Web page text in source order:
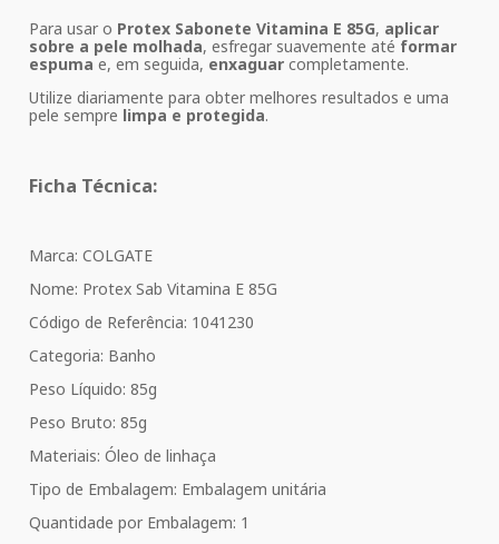
Para usar o Protex Sabonete Vitamina E 85G, aplicar
sobre a pele molhada, esfregar suavemente até formar
espuma e, em seguida, enxaguar completamente.
Utilize diariamente para obter melhores resultados e uma
pele sempre limpa e protegida.
Ficha Técnica:
Marca: COLGATE
Nome: Protex Sab Vitamina E 85G
Código de Referência: 1041230
Categoria: Banho
Peso Líquido: 85g
Peso Bruto: 85g
Materiais: Óleo de linhaça
Tipo de Embalagem: Embalagem unitária
Quantidade por Embalagem: 1